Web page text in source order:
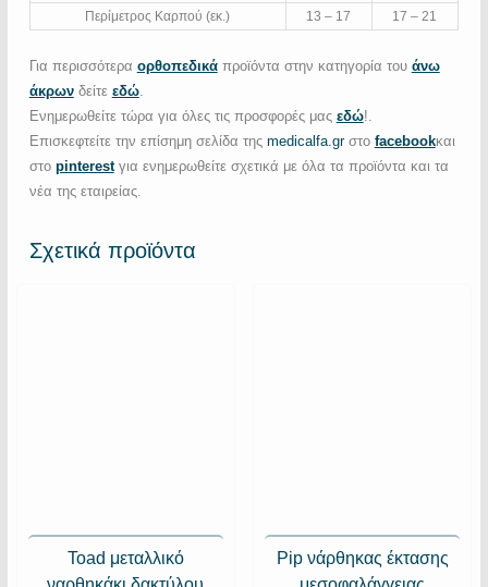
Περίμετρος Καρπού (εκ.)
13 – 17 17 – 21
Για περισσότερα ορθοπεδικάπροϊόντα στην κατηγορία του άνω
άκρων δείτε εδώ.
Ενημερωθείτε τώρα για όλες τις προσφορές μας εδώ!.
Επισκεφτείτε την επίσημη σελίδα της medicalfa.grστο facebookκαι
στο pinterest για ενημερωθείτε σχετικά με όλα τα προϊόντα και τα
νέα της εταιρείας.
Σχετικά προϊόντα
Toad μεταλλικό
Pip νάρθηκας έκτασης